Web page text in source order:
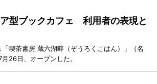
型ブックカフェ 利用者の表現と
喫茶書房 蔵六湖畔（ぞうろくこはん）」（名
26日、オープンした。